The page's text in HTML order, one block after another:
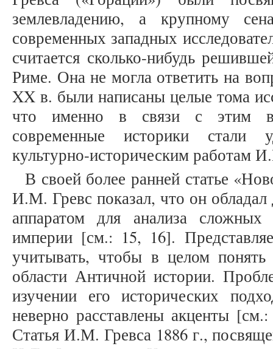
землевладению, а крупному
современных западных
считается сколько-нибудь
Риме. Она не могла ответить на
XX в. были написаны целые тома
что именно в связи с этим
современные историки стали
культурно-историческим работам
В своей более ранней статье
И.М. Гревс показал, что он
аппаратом для анализа
империи [см.: 15, 16].
учитывать, чтобы в целом
области Античной истории.
изучении его исторических
неверно расставлены акценты
Статья И.М. Гревса 1886 г.,